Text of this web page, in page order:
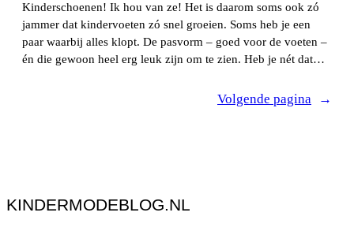
Kinderschoenen! Ik hou van ze! Het is daarom soms ook zó
jammer dat kindervoeten zó snel groeien. Soms heb je een
paar waarbij alles klopt. De pasvorm – goed voor de voeten –
én die gewoon heel erg leuk zijn om te zien. Heb je nét dat…
Volgende pagina →
KINDERMODEBLOG.NL